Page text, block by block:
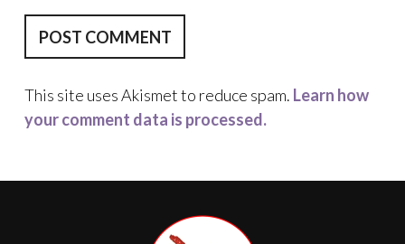
This site uses Akismet to reduce spam. Learn how
your comment data is processed.